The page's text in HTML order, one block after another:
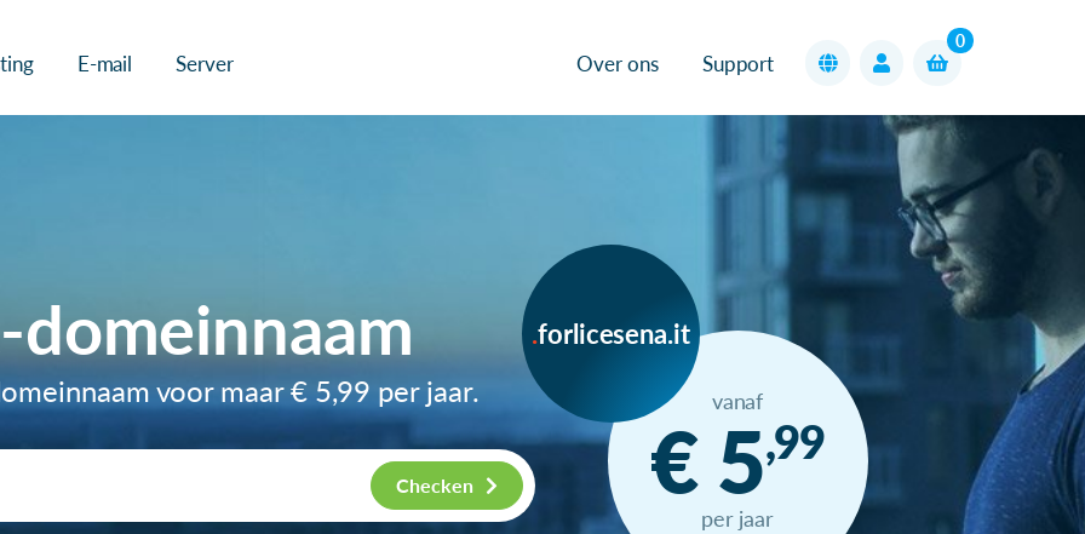
E-mail Server Over ons Support
0
voor maar€ 5,99 per jaar.
Checken
forlicesena.it
vanaf
€ 5,99
per jaar